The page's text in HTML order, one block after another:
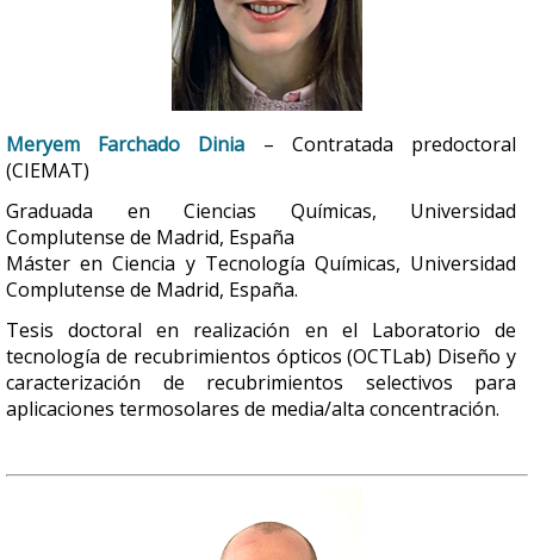
Meryem Farchado Dinia – Contratada predoctoral
(CIEMAT)
Graduada en Ciencias Químicas, Universidad
Complutense de Madrid, España
Máster en Ciencia y Tecnología Químicas, Universidad
Complutense de Madrid, España.
Tesis doctoral en realización en el Laboratorio de
tecnología de recubrimientos ópticos (OCTLab) Diseño y
caracterización de recubrimientos selectivos para
aplicaciones termosolares de media/alta concentración.